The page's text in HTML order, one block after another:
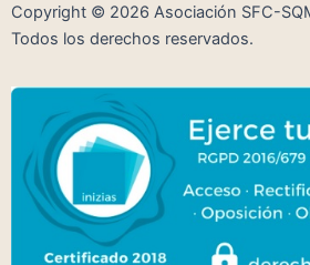
Copyright © 2026 Asociación SFC-
Todos los derechos reservados.